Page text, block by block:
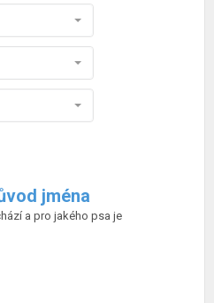
jména
a pro jakého psa je